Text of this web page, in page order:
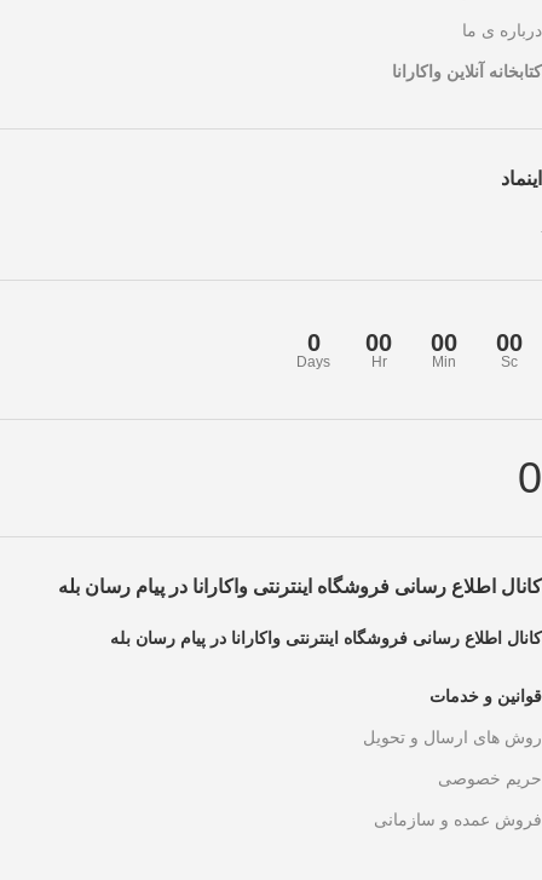
درباره ی ما
کتابخانه آنلاین واکارانا
اینماد
0
Days
00
Hr
00
Min
00
Sc
0
کانال اطلاع رسانی فروشگاه اینترنتی واکارانا در پیام رسان بله
کانال اطلاع رسانی فروشگاه اینترنتی واکارانا در پیام رسان بله
قوانین و خدمات
روش های ارسال و تحویل
حریم خصوصی
فروش عمده و سازمانی